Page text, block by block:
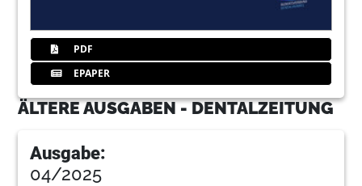
Nikolai van Blericq / Friedberg
CONNECTme App: Intelligent vernetzt,
clever gewartet
Susanne Vieweger / Biberach an der Riß
24 Digitale Okklusionsanalyse bei der
adhäsiven Rehabilitation von Patienten mit
Zahnabnutzung
PDF
EPAPER
ÄLTERE AUSGABEN - DENTALZEITUNG
Ausgabe:
04/2025